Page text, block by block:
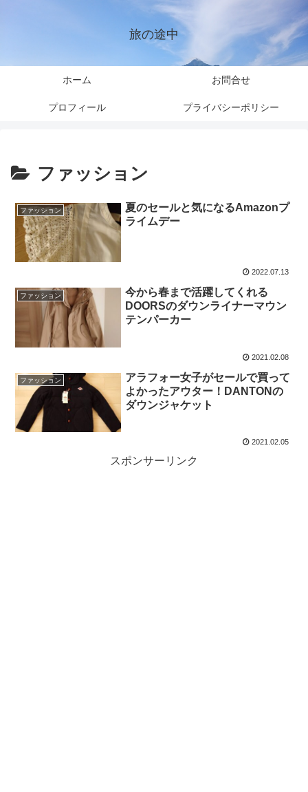
旅の途中
ホーム お問合せ
プロフィール プライバシーポリシー
ファッション
ファッション
夏のセールと気になるAmazonプ
ライムデー
2022.07.13
ファッション
今から春まで活躍してくれる
DOORSのダウンライナーマウン
テンパーカー
2021.02.08
ファッション
アラフォー女子がセールで買って
よかったアウター！DANTONの
ダウンジャケット
2021.02.05
スポンサーリンク